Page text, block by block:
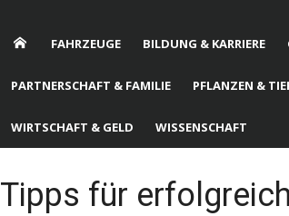
FAHRZEUGE BILDUNG & KARRIERE
PARTNERSCHAFT & FAMILIE PFLANZEN &
WIRTSCHAFT & GELD WISSENSCHAFT
Tipps für